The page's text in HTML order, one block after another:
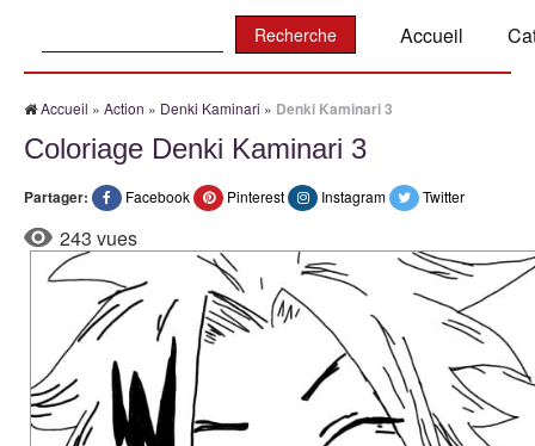
Accueil
Accueil » Action » Denki Kaminari » Denki Kaminari 3
Coloriage Denki Kaminari 3
Partager: Facebook Pinterest Instagram Twitter
243 vues